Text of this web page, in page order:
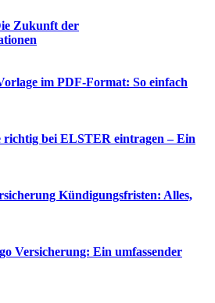
Zukunft der
im PDF-Format: So einfach
richtig bei ELSTER eintragen – Ein
Kündigungsfristen: Alles,
Versicherung: Ein umfassender